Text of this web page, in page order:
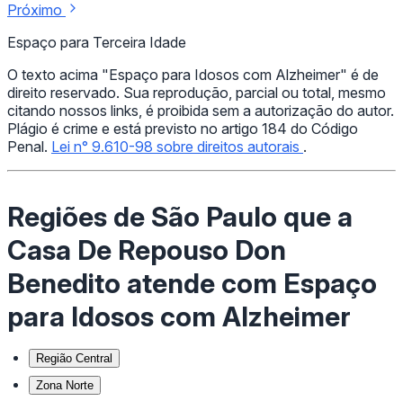
Próximo
Espaço para Terceira Idade
O texto acima "Espaço para Idosos com Alzheimer" é de
direito reservado. Sua reprodução, parcial ou total, mesmo
citando nossos links, é proibida sem a autorização do autor.
Plágio é crime e está previsto no artigo 184 do Código
Penal. Lei n° 9.610-98 sobre direitos autorais .
Regiões de São Paulo que a
Casa De Repouso Don
Benedito atende com Espaço
para Idosos com Alzheimer
Região Central
Zona Norte